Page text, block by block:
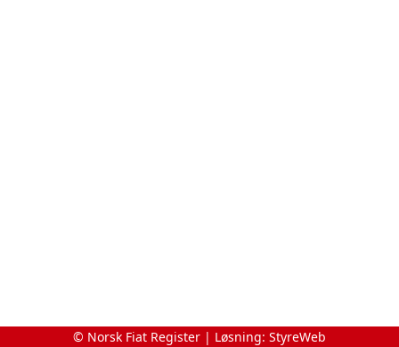
© Norsk Fiat Register | Løsning: StyreWeb